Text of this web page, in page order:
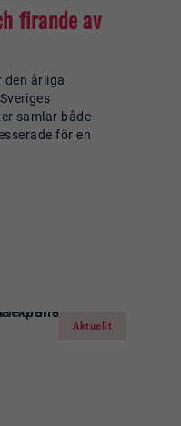
firande av
den årliga
samlar både
för en
Aktuellt